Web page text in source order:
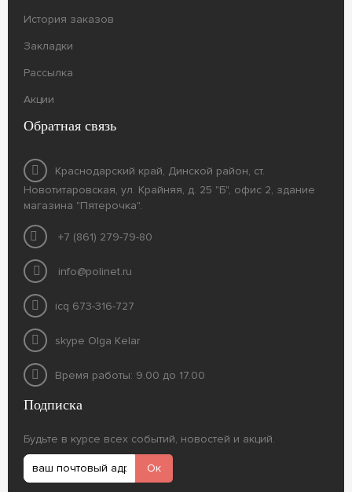
История заказов
Закладки
Рассылка
Акции
Обратная связь
Краснодарский край, Динской район, ст.
Новотитаровская, ул. Крайняя, д. 25 "Б", офис 2, здание
магазина "Пятерочка".
+7 (861) 279-79-80
info@polinet.ru
icq 673-316-727
skype Olga Kelar
Время работы: 9.00 до 17.00
Подписка
Будьте в курсе всех событий, новостей и акций.